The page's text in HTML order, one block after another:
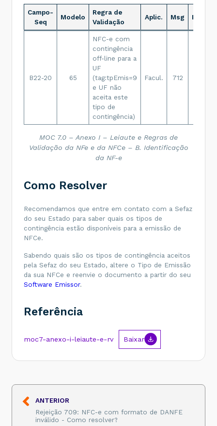
Campo-
Seq
Modelo
Regra de
Validação
Aplic. Msg Efeito
B22-20 65
NFC-e com
contingência
off-line para a
UF
(tag:tpEmis=9
e UF não
aceita este
tipo de
contingência)
Facul. 712
MOC 7.0 – Anexo I – Leiaute e Regras de
Validação da NFe e da NFCe – B. Identificação
da NF-e
Como Resolver
Recomendamos que entre em contato com a Sefaz
do seu Estado para saber quais os tipos de
contingência estão disponíveis para a emissão de
NFCe.
Sabendo quais são os tipos de contingência aceitos
pela Sefaz do seu Estado, altere o Tipo de Emissão
da sua NFCe e reenvie o documento a partir do seu
Software Emissor.
Referência
moc7-anexo-i-leiaute-e-rv Baixar
ANTERIOR
Rejeição 709: NFC-e com formato de DANFE
inválido - Como resolver?